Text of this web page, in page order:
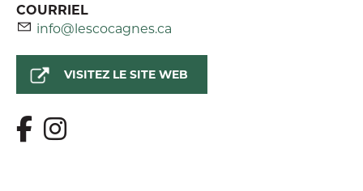
COURRIEL
info@lescocagnes.ca
VISITEZ LE SITE WEB